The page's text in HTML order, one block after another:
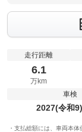
走行距離
6.1
万km
車検
2027(令和
支払総額には、車両本体